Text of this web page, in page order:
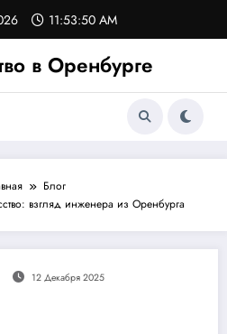
11:53:50 AM
в Оренбурге
Блог
взгляд инженера из Оренбурга
12 Декабря 2025